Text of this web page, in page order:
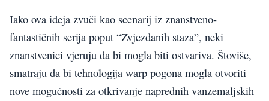
Iako ova ideja zvuči kao scenarij iz znanstveno-
fantastičnih serija poput “Zvjezdanih staza”, neki
znanstvenici vjeruju da bi mogla biti ostvariva. Štoviše,
smatraju da bi tehnologija warp pogona mogla otvoriti
nove mogućnosti za otkrivanje naprednih vanzemaljskih